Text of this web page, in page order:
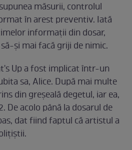
măsurii, controlul
în arest preventiv. Iată
informaţii din dosar,
şi mai facă griji de nimic.
Up a fost implicat într-un
sa, Alice. După mai multe
din greşeală degetul, iar ea,
De acolo până la dosarul de
dat fiind faptul că artistul a